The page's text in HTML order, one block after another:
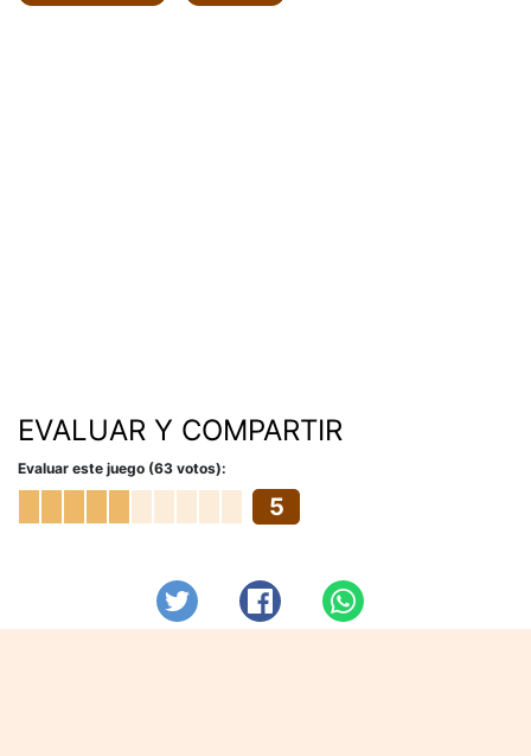
EVALUAR Y COMPARTIR
Evaluar este juego (63 votos):
5